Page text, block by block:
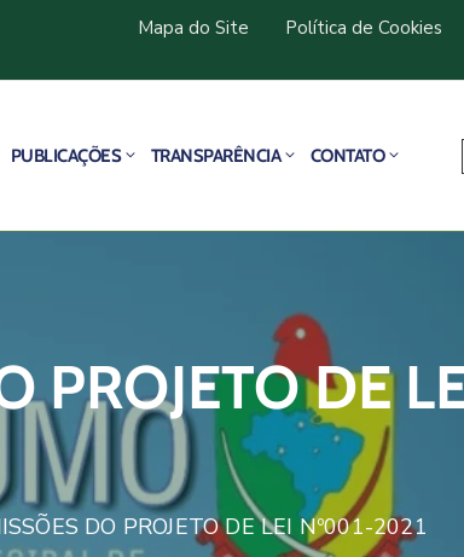
Mapa do Site Política de Cookies
PUBLICAÇÕES TRANSPARÊNCIA CONTATO
PROJETO DE
DO PROJETO DE LEI Nº001-2021